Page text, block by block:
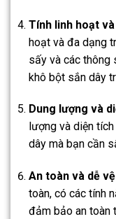
Tính linh hoạt
hoạt và đa dạng
sấy và các thông
khô bột sắn dây
Dung lượng và
lượng và diện
dây mà bạn cần
An toàn và dễ
toàn, có các tính
đảm bảo an toàn